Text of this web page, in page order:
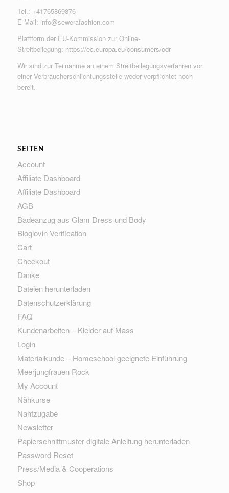
Tel.: +41765869876
E-Mail: info@sewerafashion.com
Plattform der EU-Kommission zur Online-
Streitbeilegung: https://ec.europa.eu/consumers/odr
Wir sind zur Teilnahme an einem Streitbeilegungsverfahren vor
einer Verbraucherschlichtungsstelle weder verpflichtet noch
bereit.
SEITEN
Account
Affiliate Dashboard
Affiliate Dashboard
AGB
Badeanzug aus Glam Dress und Body
Bloglovin Verification
Cart
Checkout
Danke
Dateien herunterladen
Datenschutzerklärung
FAQ
Kundenarbeiten – Kleider auf Mass
Login
Materialkunde – Homeschool geeignete Einführung
Meerjungfrauen Rock
My Account
Nähkurse
Nahtzugabe
Newsletter
Papierschnittmuster digitale Anleitung herunterladen
Password Reset
Press/Media & Cooperations
Shop